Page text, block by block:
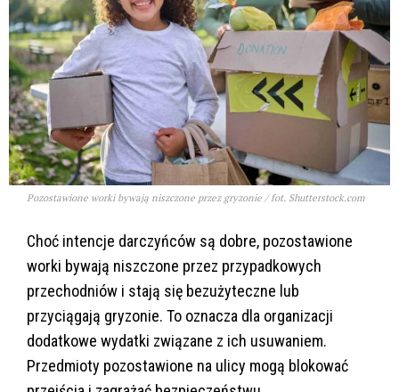
Pozostawione worki bywają niszczone przez gryzonie / fot. Shutterstock.com
Choć intencje darczyńców są dobre, pozostawione
worki bywają niszczone przez przypadkowych
przechodniów i stają się bezużyteczne lub
przyciągają gryzonie. To oznacza dla organizacji
dodatkowe wydatki związane z ich usuwaniem.
Przedmioty pozostawione na ulicy mogą blokować